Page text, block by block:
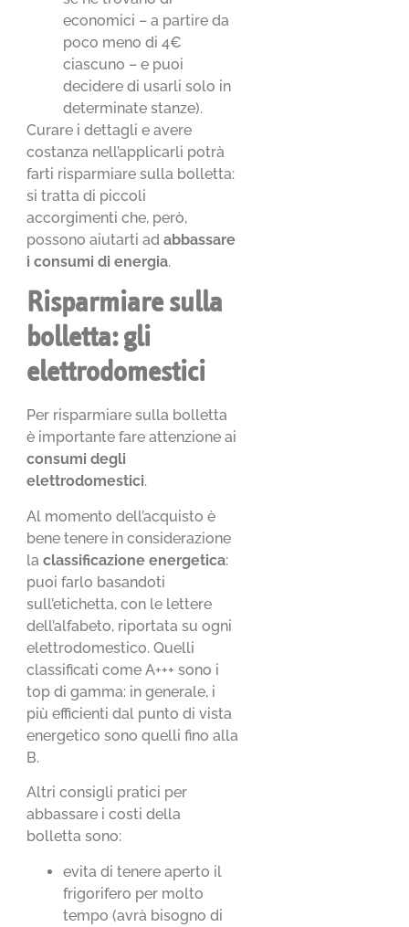
economici – a partire da
poco meno di 4€
ciascuno – e puoi
decidere di usarli solo in
determinate stanze).
Curare i dettagli e avere
costanza nell’applicarli potrà
farti risparmiare sulla bolletta:
si tratta di piccoli
accorgimenti che, però,
possono aiutarti adabbassare
i consumi di energia.
Risparmiare sulla
bolletta: gli
elettrodomestici
Per risparmiare sulla bolletta
è importante fare attenzione ai
consumi degli
elettrodomestici.
Al momento dell’acquisto è
bene tenere in considerazione
laclassificazione energetica:
puoi farlo basandoti
sull’etichetta, con le lettere
dell’alfabeto, riportata su ogni
elettrodomestico. Quelli
classificati come A+++ sono i
top di gamma: in generale, i
più efficienti dal punto di vista
energetico sono quelli fino alla
B.
Altri consigli pratici per
abbassare i costi della
bolletta sono:
evita di tenere aperto il
frigorifero per molto
tempo (avrà bisogno di